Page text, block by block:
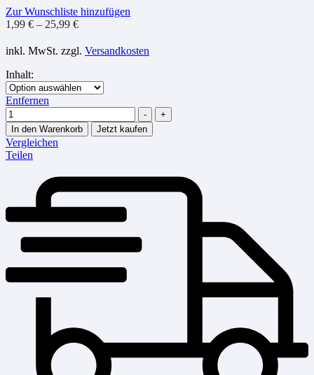
Zur Wunschliste hinzufügen
1,99 € – 25,99 €
inkl. MwSt. zzgl. Versandkosten
Inhalt:
Entfernen
Menge
-
+
In den Warenkorb
Jetzt kaufen
Vergleichen
Teilen